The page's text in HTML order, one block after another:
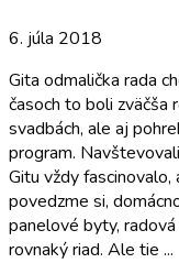
6. júla 2018
Gita odmalička rada
časoch to boli zväčša
svadbách, ale aj
program.
Gitu vždy fascinovalo,
povedzme si,
panelové byty,
rovnaký riad. Ale tie ...